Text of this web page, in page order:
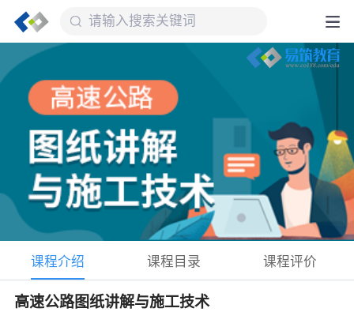
课程介绍 课程目录 课程评价
高速公路图纸讲解与施工技术